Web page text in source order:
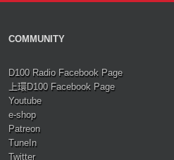
COMMUNITY
D100 Radio Facebook Page
上環D100 Facebook Page
Youtube
e-shop
Patreon
TuneIn
Twitter